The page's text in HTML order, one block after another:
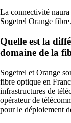
La connectivité
Sogetrel Orange fibre.
Quelle est la
domaine de la
Sogetrel et Orange
fibre optique en
infrastructures de
opérateur de
pour le déploiement